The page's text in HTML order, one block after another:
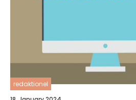
redaktionel